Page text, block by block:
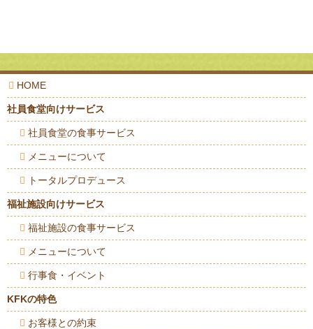
HOME
社員食堂向けサービス
社員食堂の食事サービス
メニューについて
トータルプロデュース
福祉施設向けサービス
福祉施設の食事サービス
メニューについて
行事食・イベント
KFKの特色
お客様との約束